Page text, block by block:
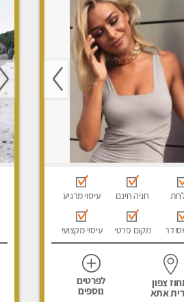
מגבר לאישה
חניה חינם עיסוי מרגיע
מקום פרטי עיסוי מקצועי
צפון
אתא
לפרטים
נוספים